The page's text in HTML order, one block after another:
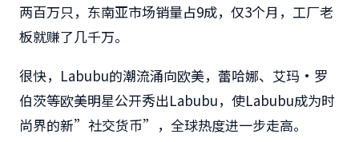
两百万只，东南亚市场销量占9成，仅3个月，工厂老
板就赚了几千万。
很快，Labubu的潮流涌向欧美，蕾哈娜、艾玛·罗
伯茨等欧美明星公开秀出Labubu，使Labubu成为时
尚界的新”社交货币”，全球热度进一步走高。